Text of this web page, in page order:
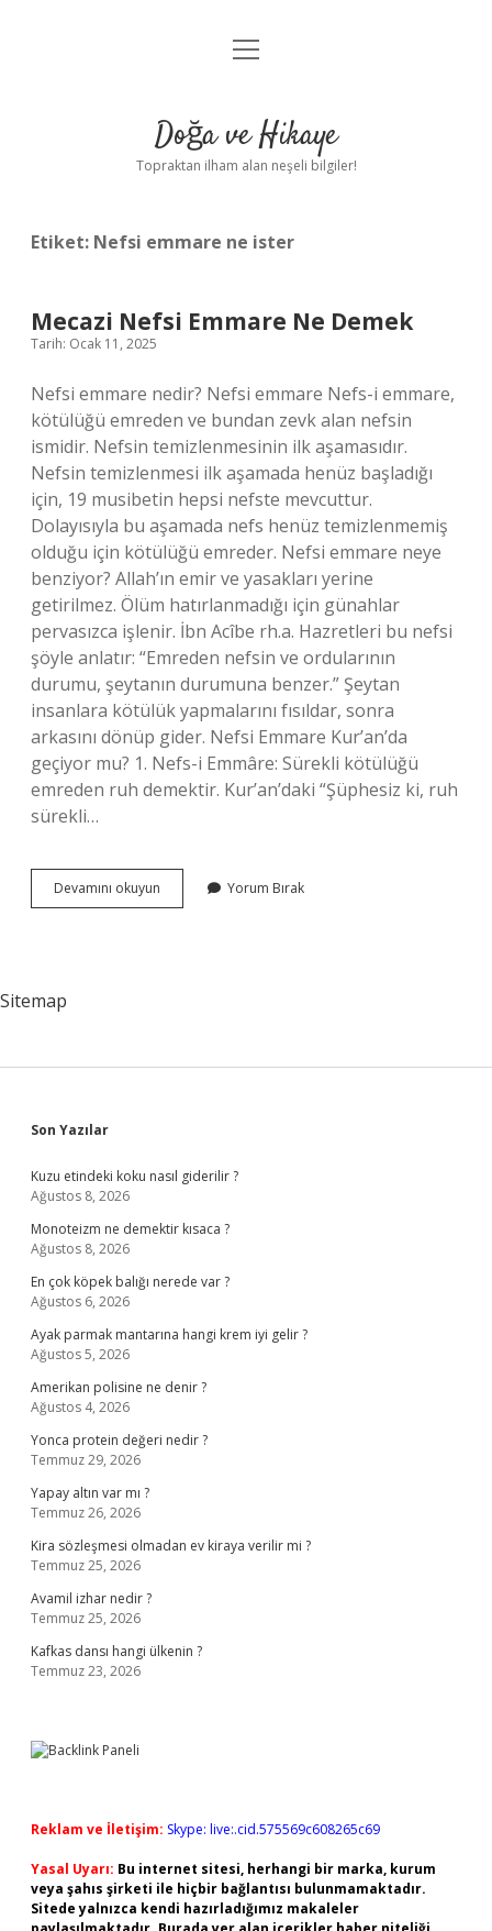
Anasayfa
Yasal Uyarı
menüyü
Doğa ve Hikaye
Topraktan ilham alan neşeli bilgiler!
Etiket: Nefsi emmare ne ister
Mecazi Nefsi Emmare Ne Demek
Tarih: Ocak 11, 2025
Nefsi emmare nedir? Nefsi emmare Nefs-i emmare,
kötülüğü emreden ve bundan zevk alan nefsin
ismidir. Nefsin temizlenmesinin ilk aşamasıdır.
Nefsin temizlenmesi ilk aşamada henüz başladığı
için, 19 musibetin hepsi nefste mevcuttur.
Dolayısıyla bu aşamada nefs henüz temizlenmemiş
olduğu için kötülüğü emreder. Nefsi emmare neye
benziyor? Allah’ın emir ve yasakları yerine
getirilmez. Ölüm hatırlanmadığı için günahlar
pervasızca işlenir. İbn Acîbe rh.a. Hazretleri bu nefsi
şöyle anlatır: “Emreden nefsin ve ordularının
durumu, şeytanın durumuna benzer.” Şeytan
insanlara kötülük yapmalarını fısıldar, sonra
arkasını dönüp gider. Nefsi Emmare Kur’an’da
geçiyor mu? 1. Nefs-i Emmâre: Sürekli kötülüğü
emreden ruh demektir. Kur’an’daki “Şüphesiz ki, ruh
sürekli…
Devamını okuyun
Nefsi
Yorum Bırak
Sitemap
Sidebar
Son Yazılar
Kuzu etindeki koku nasıl giderilir ?
Ağustos 8, 2026
Monoteizm ne demektir kısaca ?
Ağustos 8, 2026
En çok köpek balığı nerede var ?
Ağustos 6, 2026
Ayak parmak mantarına hangi krem iyi gelir ?
Ağustos 5, 2026
Amerikan polisine ne denir ?
Ağustos 4, 2026
Yonca protein değeri nedir ?
Temmuz 29, 2026
Yapay altın var mı ?
Temmuz 26, 2026
Kira sözleşmesi olmadan ev kiraya verilir mi ?
Temmuz 25, 2026
Avamil izhar nedir ?
Temmuz 25, 2026
Kafkas dansı hangi ülkenin ?
Temmuz 23, 2026
Reklam ve İletişim: Skype: live:.cid.575569c608265c69
Yasal Uyarı: Bu internet sitesi, herhangi bir marka, kurum
veya şahıs şirketi ile hiçbir bağlantısı bulunmamaktadır.
Sitede yalnızca kendi hazırladığımız makaleler